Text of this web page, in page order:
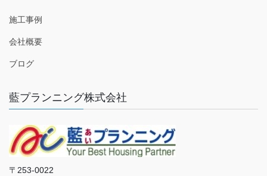
施工事例
会社概要
ブログ
藍プランニング株式会社
〒253-0022